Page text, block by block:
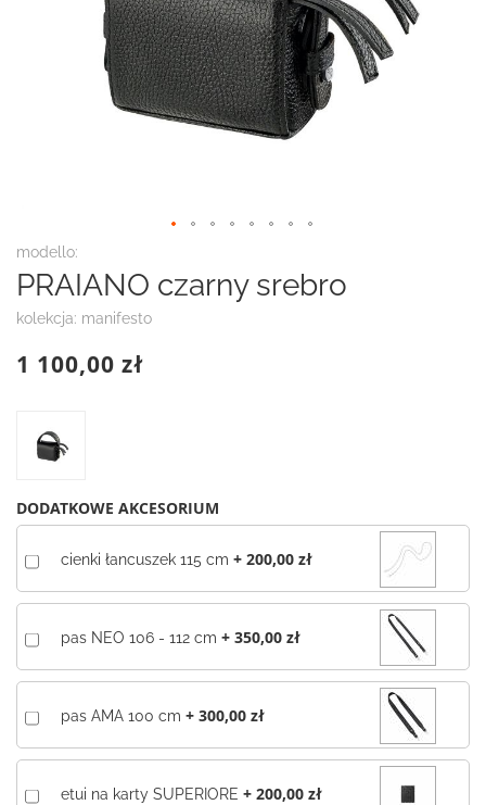
modello:
PRAIANO czarny srebro
kolekcja: manifesto
1 100,00 zł
DODATKOWE AKCESORIUM
cienki łancuszek 115 cm + 200,00 zł
pas NEO 106 - 112 cm + 350,00 zł
pas AMA 100 cm + 300,00 zł
etui na karty SUPERIORE + 200,00 zł
Przejdź
na
początek
galerii